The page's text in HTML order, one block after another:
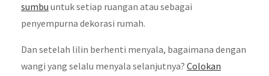
sumbu untuk setiap ruangan atau sebagai
penyempurna dekorasi rumah.
Dan setelah lilin berhenti menyala, bagaimana dengan
wangi yang selalu menyala selanjutnya? Colokan